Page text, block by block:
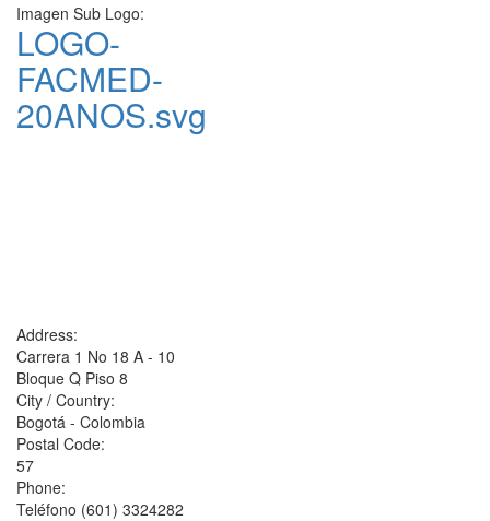
Imagen Sub Logo:
LOGO-
FACMED-
20ANOS.svg
Address:
Carrera 1 No 18 A - 10
Bloque Q Piso 8
City / Country:
Bogotá - Colombia
Postal Code:
57
Phone:
Teléfono (601) 3324282